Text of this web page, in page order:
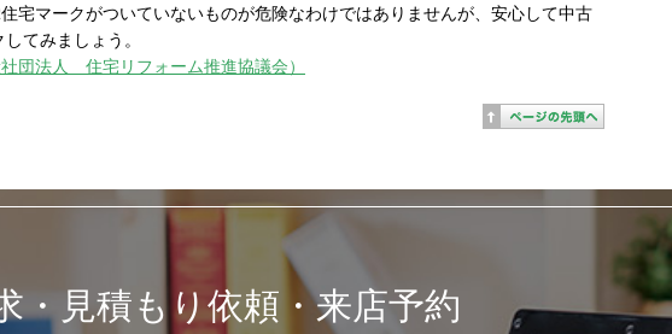
宅マークがついていないものが危険なわけではありませんが、安心して中古
てみましょう。
団法人 住宅リフォーム推進協議会）
・見積もり依頼・来店予約